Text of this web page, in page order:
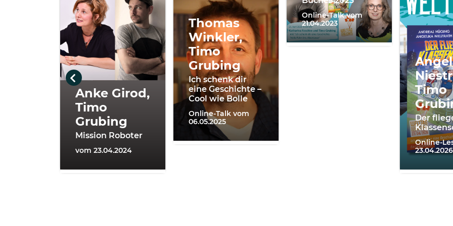
Anke Girod,
Timo
Grubing
Mission Roboter
vom 23.04.2024
Thomas
Winkler,
Timo
Grubing
Ich schenk dir
eine Geschichte –
Cool wie Bolle
Online-Talk vom
06.05.2025
Online-Talk vom
21.04.2023
Timo
Der
Online-
23.04.2026